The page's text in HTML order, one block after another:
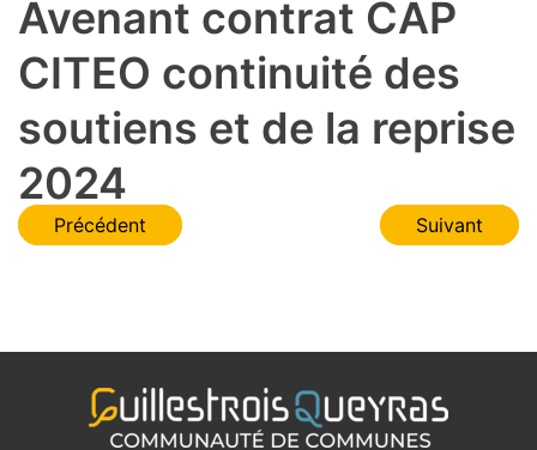
Avenant contrat CAP
CITEO continuité des
soutiens et de la reprise
2024
Navigation
Précédent Suivant